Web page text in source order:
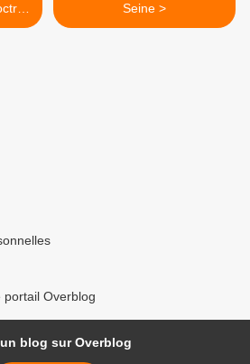
de
Seine >
portail Overblog
blog sur Overblog